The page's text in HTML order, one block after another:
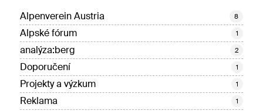
Alpenverein Austria 8
Alpské fórum 1
analýza:berg 2
Doporučení 1
Projekty a výzkum 1
Reklama 1